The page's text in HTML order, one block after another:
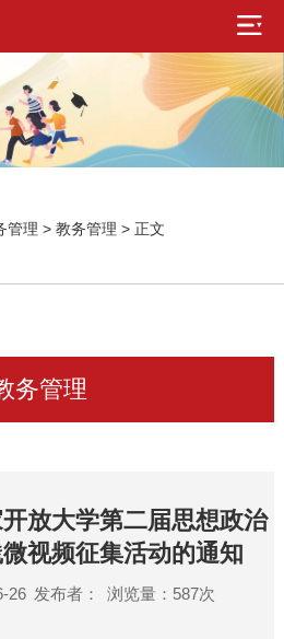
管理 > 教务管理 > 正文
务管理
放大学第二届思想政治
视频征集活动的通知
26 发布者： 浏览量： 587次